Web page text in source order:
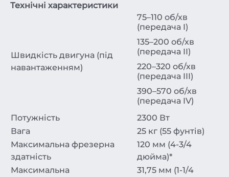
Технічні характеристики
Швидкість двигуна (під
навантаженням)
75–110 об/хв
(передача I)
135–200 об/хв
(передача II)
220–320 об/хв
(передача III)
390–570 об/хв
(передача IV)
Потужність
2300 Вт
Вага
25 кг (55 фунтів)
Максимальна фрезерна
здатність
120 мм (4-3/4
дюйма)*
Максимальна
31,75 мм (1-1/4